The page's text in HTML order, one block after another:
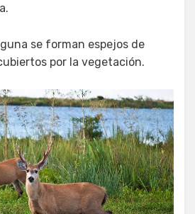
se forman espejos de
por la vegetación.